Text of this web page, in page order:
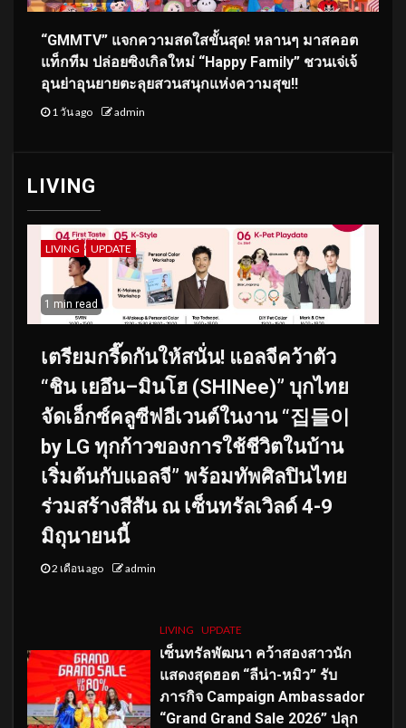
“GMMTV” แจกความสดใสขั้นสุด! หลานๆ มาสคอต
แท็กทีม ปล่อยซิงเกิลใหม่ “Happy Family” ชวนเจ่เจ้
อุนย่าอุนยายตะลุยสวนสนุกแห่งความสุข!!
1 วัน ago admin
LIVING
LIVING UPDATE
1 min read
เตรียมกรี๊ดกันให้สนั่น! แอลจีคว้าตัว
“ชิน เยอึน–มินโฮ (SHINee)” บุกไทย
จัดเอ็กซ์คลูซีฟอีเวนต์ในงาน “집들이
by LG ทุกก้าวของการใช้ชีวิตในบ้าน
เริ่มต้นกับแอลจี” พร้อมทัพศิลปินไทย
ร่วมสร้างสีสัน ณ เซ็นทรัลเวิลด์ 4-9
มิถุนายนนี้
2 เดือน ago admin
LIVING UPDATE
เซ็นทรัลพัฒนา คว้าสองสาวนัก
แสดงสุดฮอต “ลีน่า-หมิว” รับ
ภารกิจ Campaign Ambassador
“Grand Grand Sale 2026” ปลุก